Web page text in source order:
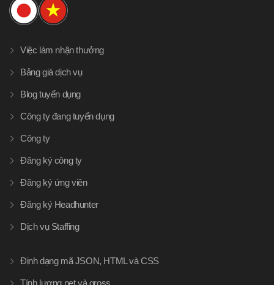
Việc làm nhận thưởng
Bảng giá dịch vụ
Blog tuyển dụng
Công ty đang tuyển dụng
Công ty
Đăng ký công ty
Đăng ký ứng viên
Đăng ký Headhunter
Dịch vụ Staffing
Định dạng mã JSON, HTML và CSS